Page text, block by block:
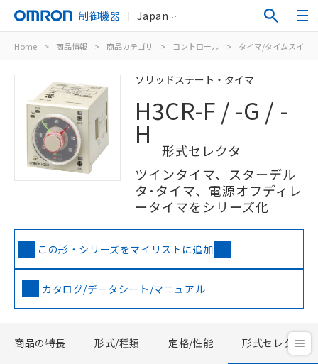
制御機器 Japan
Home > 商品情報 > 商品カテゴリ > コントロール > タイマ/タイムスイッ
ソリッドステート・タイマ
H3CR-F / -G / -
H
形式セレクタ
ツインタイマ、スターデル
タ･タイマ、電源オフディレ
ータイマをシリーズ化
この形・シリーズをマイリストに追加
カタログ/データシート/マニュアル
商品の特長 形式/種類 定格/性能 形式セレクタ